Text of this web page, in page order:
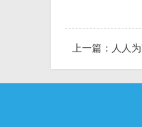
上一篇： 人人